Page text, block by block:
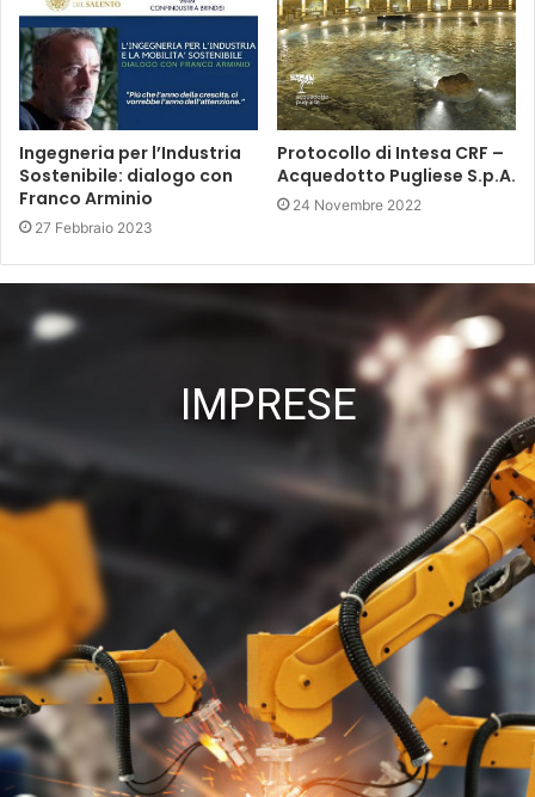
Ingegneria per l’Industria
Sostenibile: dialogo con
Franco Arminio
27 Febbraio 2023
Protocollo di Intesa CRF –
Acquedotto Pugliese S.p.A.
24 Novembre 2022
IMPRESE